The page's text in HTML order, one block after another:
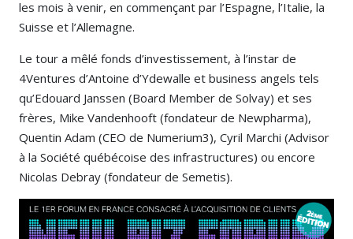
les mois à venir, en commençant par l’Espagne, l’Italie, la
Suisse et l’Allemagne.
Le tour a mêlé fonds d’investissement, à l’instar de
4Ventures d’Antoine d’Ydewalle et business angels tels
qu’Edouard Janssen (Board Member de Solvay) et ses
frères, Mike Vandenhooft (fondateur de Newpharma),
Quentin Adam (CEO de Numerium3), Cyril Marchi (Advisor
à la Société québécoise des infrastructures) ou encore
Nicolas Debray (fondateur de Semetis).